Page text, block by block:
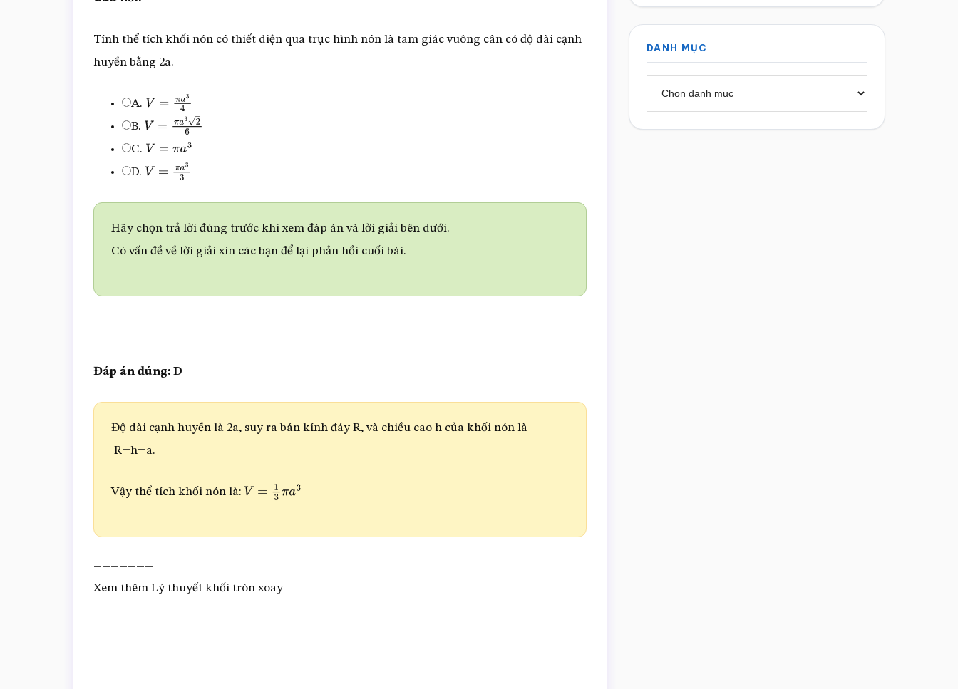
Tính thể tích khối nón có thiết diện qua trục hình nón là tam giác vuông cân có độ dài cạnh
huyền bằng 2a.
A. V =π 34
B. V =π 26
C. V =π a3
D. V =π 33
Hãy chọn trả lời đúng trước khi xem đáp án và lời giải bên dưới.
Có vấn đề về lời giải xin các bạn để lại phản hồi cuối bài.
Đáp án đúng: D
Độ dài cạnh huyền là 2a, suy ra bán kính đáy R, và chiều cao h của khối nón là
R=h=a.
Vậy thể tích khối nón là: V =13 π a3
=======
Xem thêm Lý thuyết khối tròn xoay
DANH MỤC